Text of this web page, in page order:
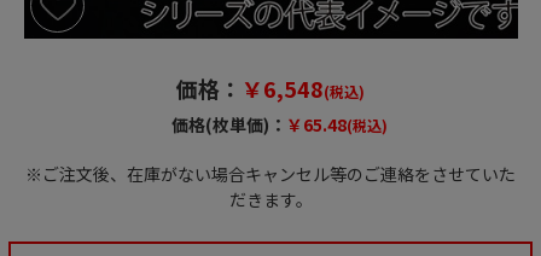
価格： ￥6,548(税込)
価格(枚単価)： ￥65.48(税込)
※ご注文後、在庫がない場合キャンセル等のご連絡をさせていた
だきます。